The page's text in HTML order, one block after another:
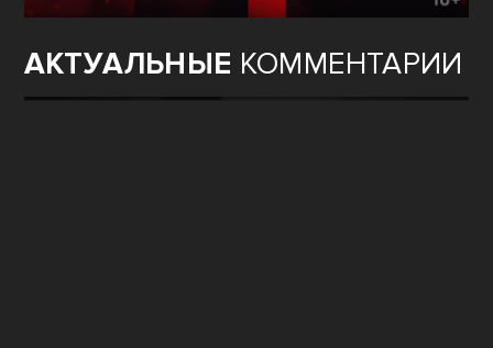
АКТУАЛЬНЫЕ КОММЕНТАРИИ